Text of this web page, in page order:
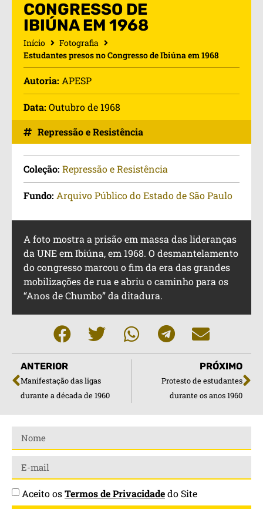
CONGRESSO DE
IBIÚNA EM 1968
Início
Fotografia
Estudantes presos no Congresso de Ibiúna em 1968
Autoria: APESP
Data: Outubro de 1968
Repressão e Resistência
Coleção: Repressão e Resistência
Fundo: Arquivo Público do Estado de São Paulo
A foto mostra a prisão em massa das lideranças
da UNE em Ibiúna, em 1968. O desmantelamento
do congresso marcou o fim da era das grandes
mobilizações de rua e abriu o caminho para os
“Anos de Chumbo” da ditadura.
ANTERIOR
Manifestação das ligas
durante a década de 1960
PRÓXIMO
Protesto de estudantes
durante os anos 1960
Aceito osTermos de Privacidadedo Site